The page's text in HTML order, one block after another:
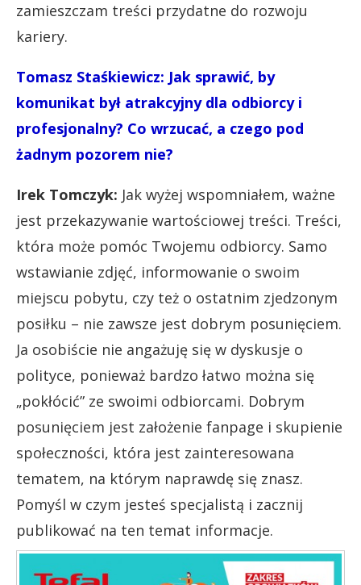
zamieszczam treści przydatne do rozwoju
kariery.
Tomasz Staśkiewicz: Jak sprawić, by
komunikat był atrakcyjny dla odbiorcy i
profesjonalny? Co wrzucać, a czego pod
żadnym pozorem nie?
Irek Tomczyk: Jak wyżej wspomniałem, ważne
jest przekazywanie wartościowej treści. Treści,
która może pomóc Twojemu odbiorcy. Samo
wstawianie zdjęć, informowanie o swoim
miejscu pobytu, czy też o ostatnim zjedzonym
posiłku – nie zawsze jest dobrym posunięciem.
Ja osobiście nie angażuję się w dyskusje o
polityce, ponieważ bardzo łatwo można się
„pokłócić” ze swoimi odbiorcami. Dobrym
posunięciem jest założenie fanpage i skupienie
społeczności, która jest zainteresowana
tematem, na którym naprawdę się znasz.
Pomyśl w czym jesteś specjalistą i zacznij
publikować na ten temat informacje.